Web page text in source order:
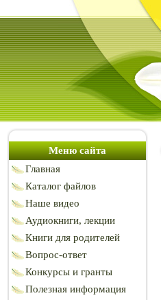
Меню сайта
Главная
Каталог файлов
Наше видео
Аудиокниги, лекции
Книги для родителей
Вопрос-ответ
Конкурсы и гранты
Полезная информация